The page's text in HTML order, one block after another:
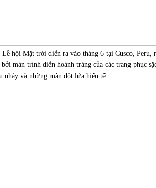
Lễ hội Mặt trờidiễn ra vào tháng 6 tại Cusco, Peru,
màn trình diễn hoành tráng của các trang phục
nhảy và những màn đốt lửa hiến tế.